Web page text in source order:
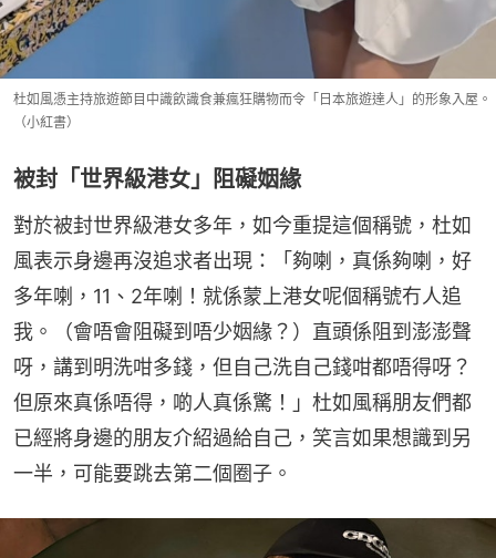
杜如風憑主持旅遊節目中識飲識食兼瘋狂購物而令「日本旅遊達人」的形象入屋。
（小紅書）
被封「世界級港女」阻礙姻緣
對於被封世界級港女多年，如今重提這個稱號，杜如
風表示身邊再沒追求者出現：「夠喇，真係夠喇，好
多年喇，11、2年喇！就係蒙上港女呢個稱號冇人追
我。（會唔會阻礙到唔少姻緣？）直頭係阻到澎澎聲
呀，講到明洗咁多錢，但自己洗自己錢咁都唔得呀？
但原來真係唔得，啲人真係驚！」杜如風稱朋友們都
已經將身邊的朋友介紹過給自己，笑言如果想識到另
一半，可能要跳去第二個圈子。